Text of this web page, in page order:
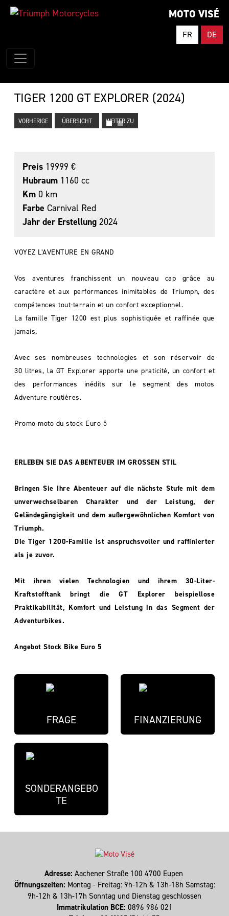
MOTO VISÉ
FR DE
TIGER 1200 GT EXPLORER (2024)
VORHERIGE ÜBERSICHT WEITER ZU
Preis 19999 €
Hubraum 1160 cc
Km 0 km
Farbe Carnival Red
Jahr der Erstellung 2024
VOYEZ L’AVENTURE EN GRAND
Vos aventures franchissent un nouveau cap grâce au
caractère et aux performances inimitables de Triumph, des
compétences tout-terrain et un confort exceptionnel.
La famille Tiger 1200 est plus sophistiquée et raffinée que
jamais.
Avec ses nombreuses technologies et son réservoir de
30 litres, la GT Explorer apporte une praticité, un confort et
des performances inédits sur le segment des motos
Adventure routières.
Promo moto du stock Euro 5
ERLEBEN SIE DAS ABENTEUER IM GROSSEN STIL
Bringen Sie Ihre Abenteuer auf die nächste Stufe mit dem
unverwechselbaren Charakter und der Leistung, der
Geländegängigkeit und dem außergewöhnlichen Komfort von
Triumph.
Die Tiger 1200-Familie ist anspruchsvoller und raffinierter
als je zuvor.
Mit ihren vielen Technologien und ihrem 30-Liter-
Kraftstofftank bringt die GT Explorer beispiellose
Praktikabilität, Komfort und Leistung in das Segment der
Adventurbikes.
Angebot Stock Bike Euro 5
FRAGE FINANZIERUNG
SONDERANGEBO
TE
Adresse: Aachener Straße 100 4700 Eupen
Öffnungszeiten: Montag - Freitag: 9h-12h & 13h-18h Samstag:
9h-12h & 13h-17h Sonntag und Dienstag geschlossen
Immatrikulation BCE: 0896 986 021